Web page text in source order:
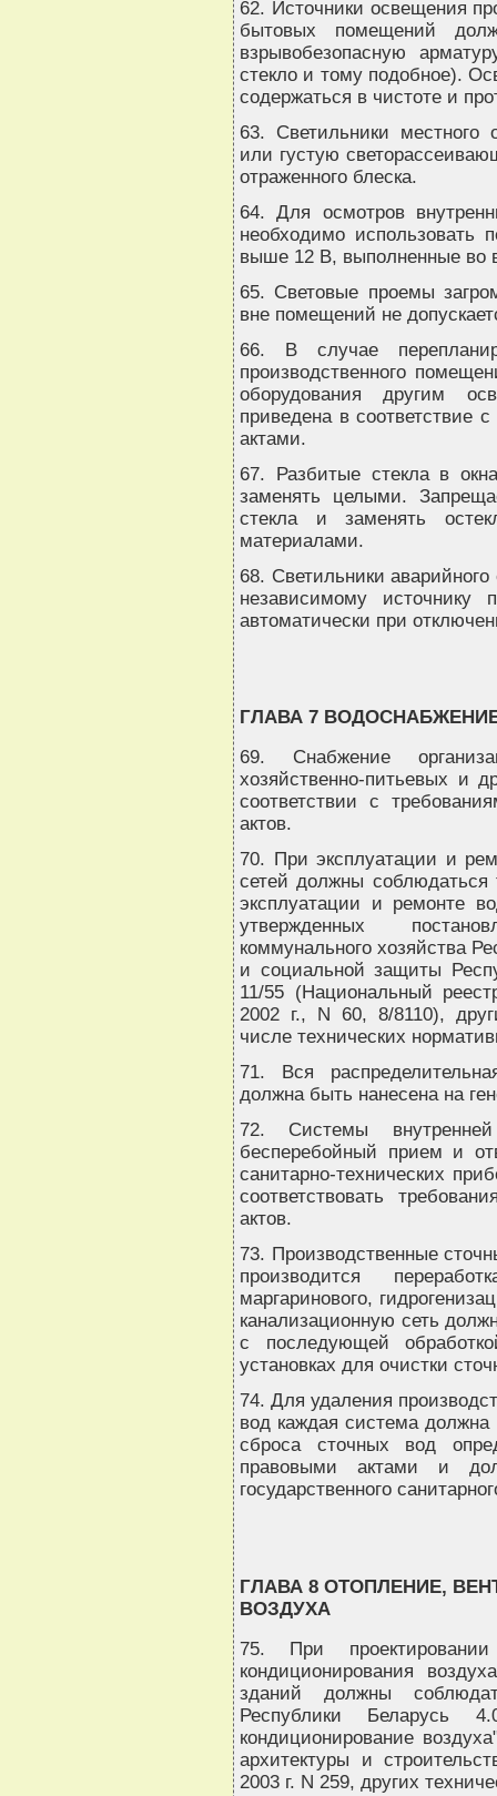
62. Источники освещения
бытовых помещений
взрывобезопасную
стекло и тому подобное).
содержаться в чистоте и
63. Светильники
или густую
отраженного блеска.
64. Для осмотров
необходимо использовать
выше 12 В, выполненные во
65. Световые проемы
вне помещений не
66. В случае
производственного
оборудования другим
приведена в соответствие
актами.
67. Разбитые стекла в
заменять целыми.
стекла и заменять
материалами.
68. Светильники
независимому источнику
автоматически при
ГЛАВА 7
69. Снабжение
хозяйственно-питьевых и
соответствии с
актов.
70. При эксплуатации и
сетей должны соблюдаться
эксплуатации и ремонте
утвержденных
коммунального хозяйства
и социальной защиты
11/55 (Национальный
2002 г., N 60, 8/8110),
числе технических
71. Вся
должна быть нанесена на
72. Системы
бесперебойный прием и
санитарно-технических
соответствовать
актов.
73. Производственные
производится
маргаринового,
канализационную сеть
с последующей
установках для очистки
74. Для удаления
вод каждая система
сброса сточных вод
правовыми актами и
государственного
ГЛАВА 8 ОТОПЛЕНИЕ,
ВОЗДУХА
75. При
кондиционирования
зданий должны
Республики Беларусь
кондиционирование
архитектуры и
2003 г. N 259, других